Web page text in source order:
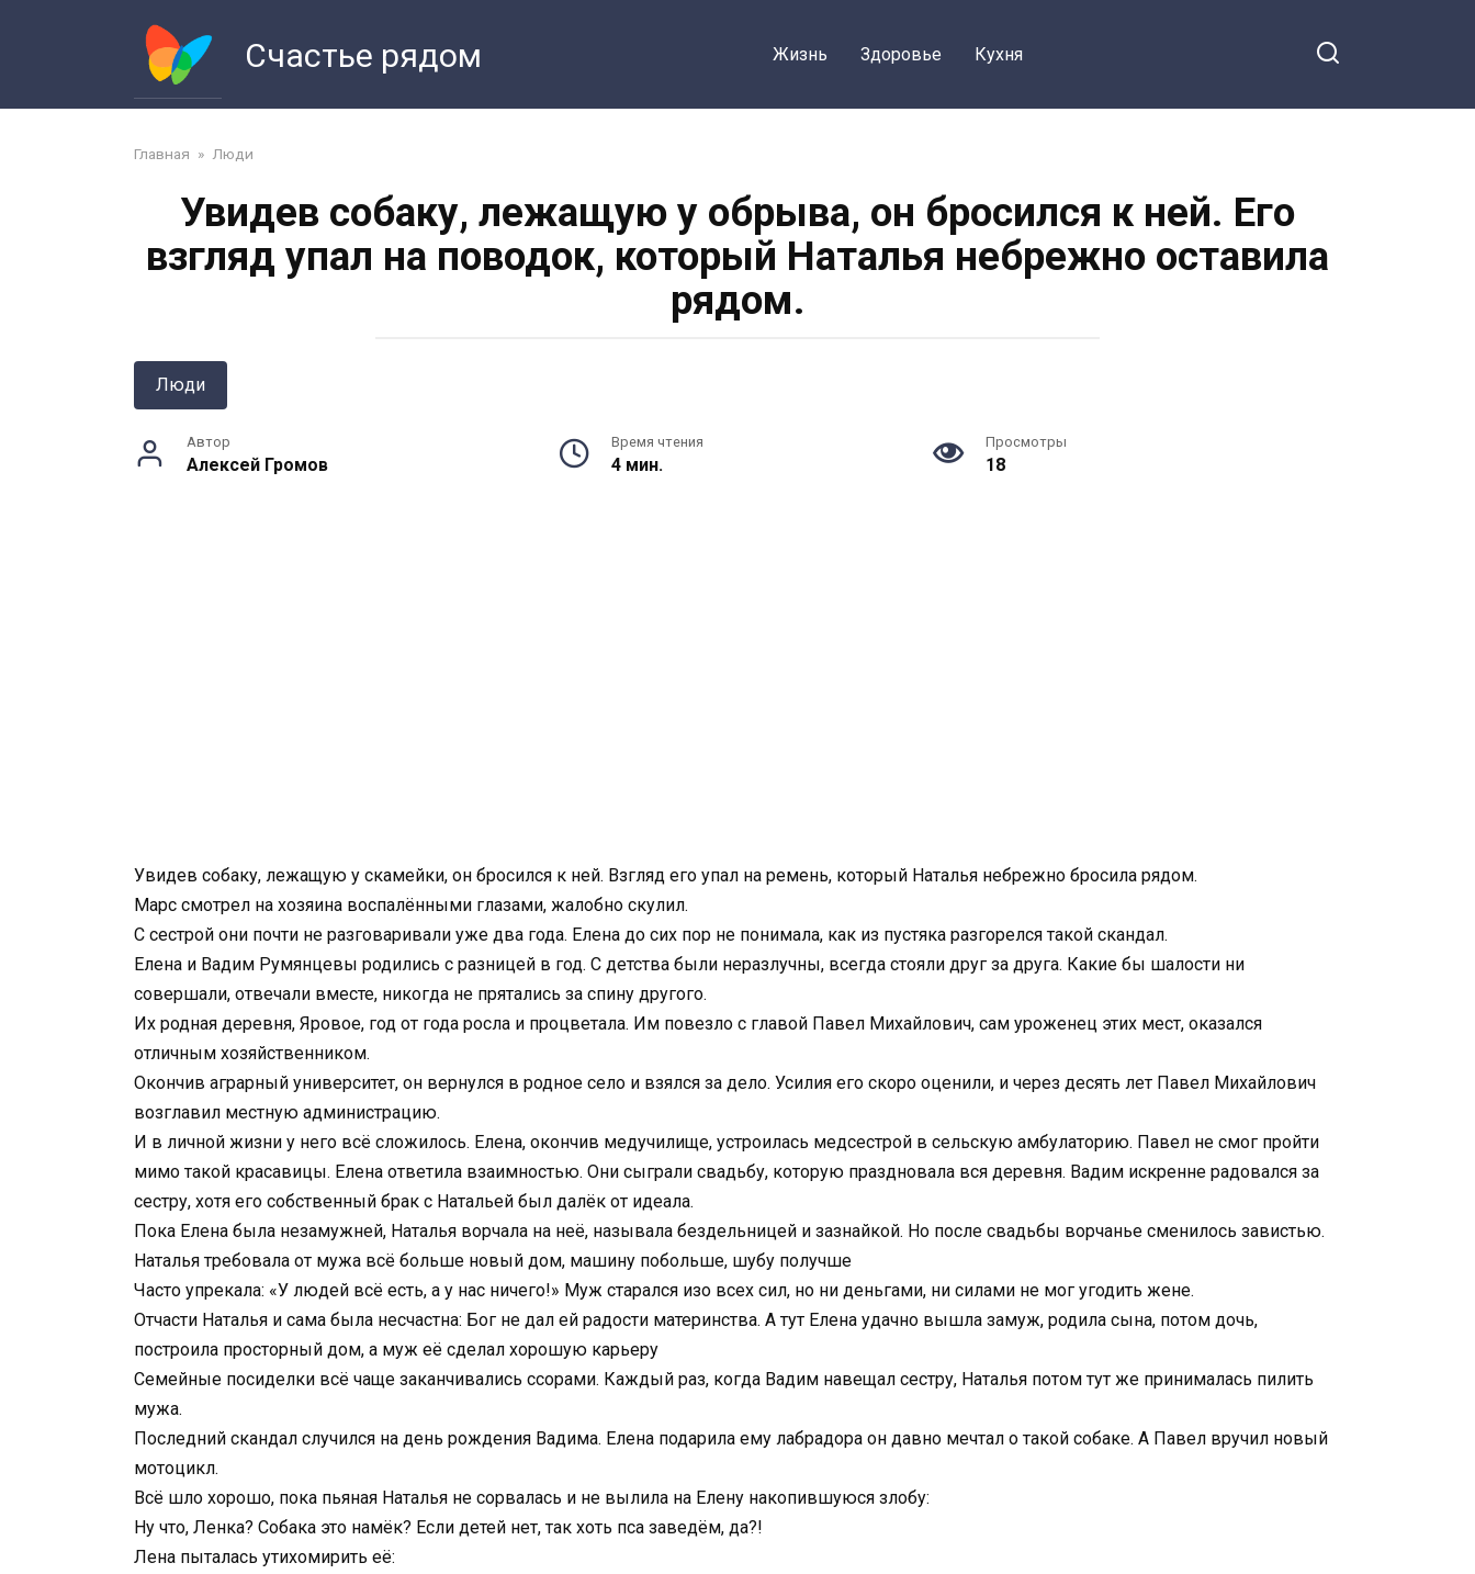
Счастье рядом Жизнь Здоровье Кухня
Главная » Люди
Увидев собаку, лежащую у обрыва, он бросился к ней. Его
взгляд упал на поводок, который Наталья небрежно оставила
рядом.
Люди
Автор
Алексей Громов
Время чтения
4 мин.
Просмотры
18
Увидев собаку, лежащую у скамейки, он бросился к ней. Взгляд его упал на ремень, который Наталья небрежно бросила рядом.
Марс смотрел на хозяина воспалёнными глазами, жалобно скулил.
С сестрой они почти не разговаривали уже два года. Елена до сих пор не понимала, как из пустяка разгорелся такой скандал.
Елена и Вадим Румянцевы родились с разницей в год. С детства были неразлучны, всегда стояли друг за друга. Какие бы шалости ни
совершали, отвечали вместе, никогда не прятались за спину другого.
Их родная деревня, Яровое, год от года росла и процветала. Им повезло с главой Павел Михайлович, сам уроженец этих мест, оказался
отличным хозяйственником.
Окончив аграрный университет, он вернулся в родное село и взялся за дело. Усилия его скоро оценили, и через десять лет Павел Михайлович
возглавил местную администрацию.
И в личной жизни у него всё сложилось. Елена, окончив медучилище, устроилась медсестрой в сельскую амбулаторию. Павел не смог пройти
мимо такой красавицы. Елена ответила взаимностью. Они сыграли свадьбу, которую праздновала вся деревня. Вадим искренне радовался за
сестру, хотя его собственный брак с Натальей был далёк от идеала.
Пока Елена была незамужней, Наталья ворчала на неё, называла бездельницей и зазнайкой. Но после свадьбы ворчанье сменилось завистью.
Наталья требовала от мужа всё больше новый дом, машину побольше, шубу получше
Часто упрекала: «У людей всё есть, а у нас ничего!» Муж старался изо всех сил, но ни деньгами, ни силами не мог угодить жене.
Отчасти Наталья и сама была несчастна: Бог не дал ей радости материнства. А тут Елена удачно вышла замуж, родила сына, потом дочь,
построила просторный дом, а муж её сделал хорошую карьеру
Семейные посиделки всё чаще заканчивались ссорами. Каждый раз, когда Вадим навещал сестру, Наталья потом тут же принималась пилить
мужа.
Последний скандал случился на день рождения Вадима. Елена подарила ему лабрадора он давно мечтал о такой собаке. А Павел вручил новый
мотоцикл.
Всё шло хорошо, пока пьяная Наталья не сорвалась и не вылила на Елену накопившуюся злобу:
Ну что, Ленка? Собака это намёк? Если детей нет, так хоть пса заведём, да?!
Лена пыталась утихомирить её: